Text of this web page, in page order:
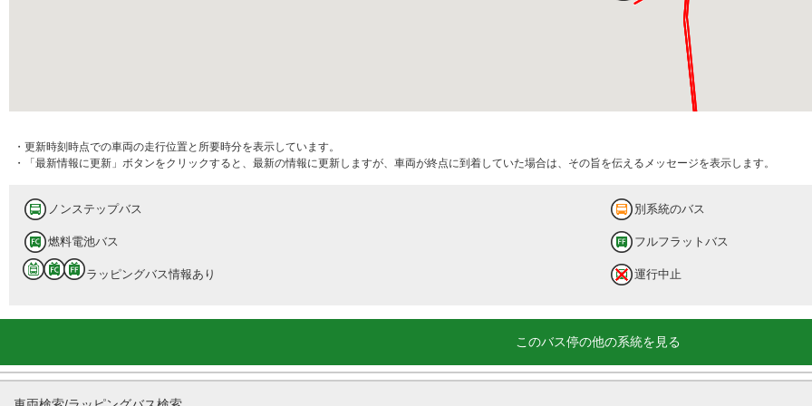
・更新時刻時点での車両の走行位置と所要時分を表示しています。
・「最新情報に更新」ボタンをクリックすると、最新の情報に更新しますが、車両が終点に到着していた場合は、その旨を伝えるメッセージを表示します。
ノンステップバス 別系統のバス
燃料電池バス フルフラットバス
ラッピングバス情報あり 運行中止
このバス停の他の系統を見る